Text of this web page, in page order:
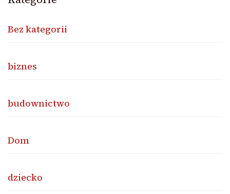
Bez kategorii
biznes
budownictwo
Dom
dziecko